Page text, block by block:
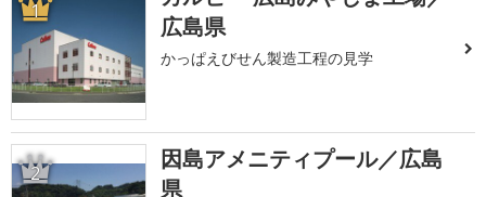
1
広島県
かっぱえびせん製造工程の見学
2
因島アメニティプール／広島
県